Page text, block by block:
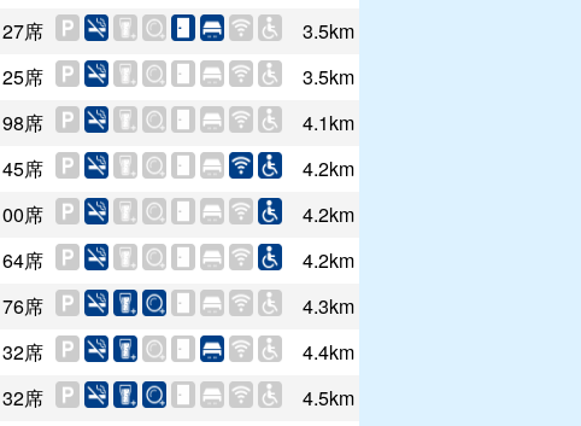
27席 3.5km
25席 3.5km
98席 4.1km
45席 4.2km
席 4.2km
64席 4.2km
76席 4.3km
32席 4.4km
32席 4.5km